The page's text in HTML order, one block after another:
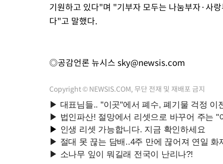
기원하고 있다"며 "기부자 모두는 나눔부자·사
다"고 말했다.
◎공감언론 뉴시스 sky@newsis.com
Copyright © NEWSIS.COM, 무단 전재 및 재배포 금지